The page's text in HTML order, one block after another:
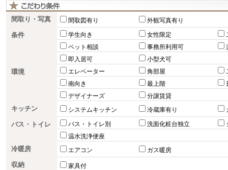
間取り・写真 間取図有り 外観写真有り
条件 学生向き 女性限定
ペット相談
事務所利用可
即入居可
小型犬可
環境 エレベーター 角部屋
南向き
最上階
デザイナーズ
分譲賃貸
キッチン システムキッチン 冷蔵庫有り
バス・トイレ バス・トイレ別 洗面化粧台独立
温水洗浄便座
冷暖房 エアコン ガス暖房
収納 家具付